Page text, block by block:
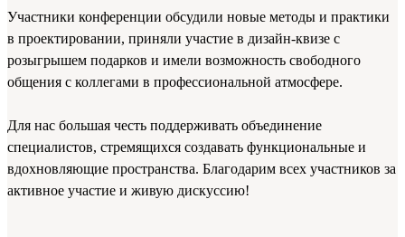
Участники конференции обсудили новые методы и практики
в проектировании, приняли участие в дизайн-квизе с
розыгрышем подарков и имели возможность свободного
общения с коллегами в профессиональной атмосфере.
Для нас большая честь поддерживать объединение
специалистов, стремящихся создавать функциональные и
вдохновляющие пространства. Благодарим всех участников за
активное участие и живую дискуссию!